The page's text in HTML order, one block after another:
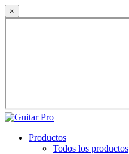
×
Productos
Todos los productos